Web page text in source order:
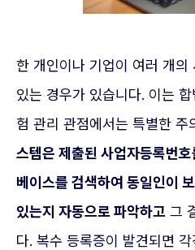
한 개인이나 기업이 여러 개의
있는 경우가 있습니다. 이는
험 관리 관점에서는 특별한 주
스템은 제출된 사업자등록번
베이스를 검색하여 동일인이
있는지 자동으로 파악하고 그
다. 복수 등록증이 발견되면